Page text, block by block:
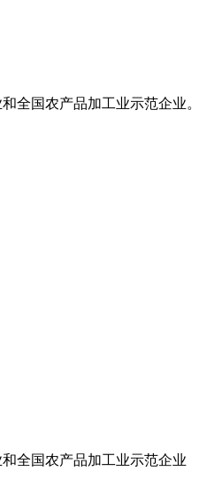
全国农产品加工业示范企业。
全国农产品加工业示范企业